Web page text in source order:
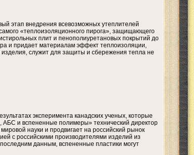
этап внедрения всевозможных утеплителей
«теплоизоляционного пирога», защищающего
плит и пенополиуретановых покрытий до
и придает материалам эффект теплоизоляции,
служит для защиты и сбережения тепла не
эксперимента канадских ученых, которые
и вспененные полимеры» технический директор
науки и продвигает на российский рынок
с российскими производителями изделий из
данным, вспененные пластики могут